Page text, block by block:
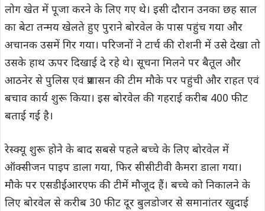
लोग खेत में पूजा करने के लिए गए थे। इसी दौरान उनका छह साल
का बेटा तन्मय खेलते हुए पुराने बोरवेल के पास पहुंच गया और
अचानक उसमें गिर गया। परिजनों ने टार्च की रोशनी में उसे देखा तो
उसके हाथ ऊपर दिखाई दे रहे थे। सूचना मिलने पर बैतूल और
आठनेर से पुलिस एवं प्रशासन की टीम मौके पर पहुंची और राहत एवं
बचाव कार्य शुरू किया। इस बोरवेल की गहराई करीब 400 फीट
बताई गई है।
रेस्क्यू शुरू होने के बाद सबसे पहले बच्चे के लिए बोरवेल में
ऑक्सीजन पाइप डाला गया, फिर सीसीटीवी कैमरा डाला गया।
मौके पर एसडीईआरएफ की टीमें मौजूद हैं। बच्चे को निकालने के
लिए बोरवेल से करीब 30 फीट दूर बुलडोजर से समानांतर खुदाई